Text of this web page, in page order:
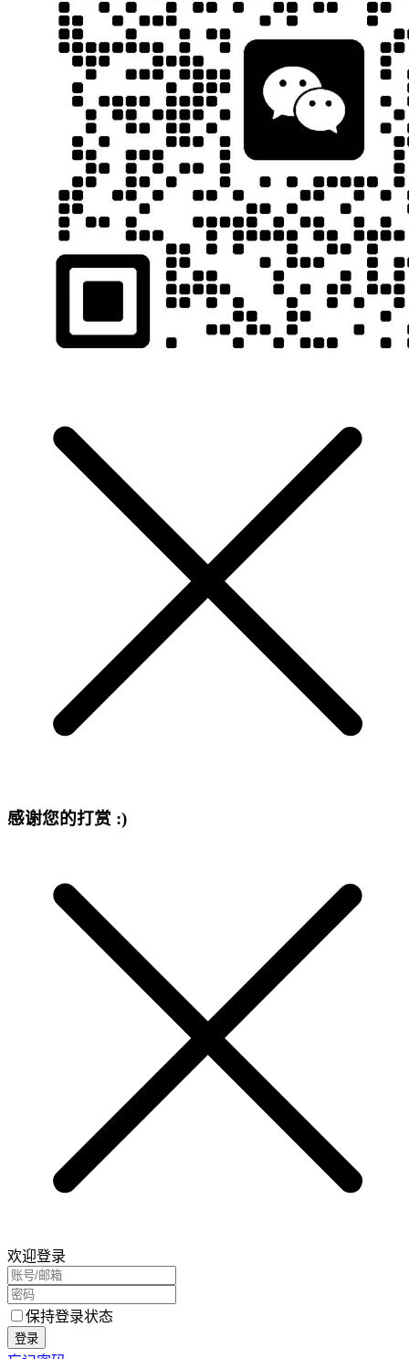
感谢您的打赏 :)
欢迎登录
保持登录状态
登录